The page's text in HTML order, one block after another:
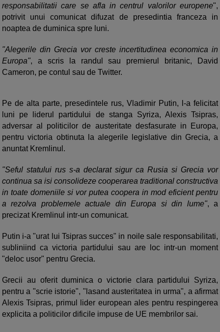
responsabilitatii care se afla in centrul valorilor europene",
potrivit unui comunicat difuzat de presedintia franceza in
noaptea de duminica spre luni.
"Alegerile din Grecia vor creste incertitudinea economica in
Europa", a scris la randul sau premierul britanic, David
Cameron, pe contul sau de Twitter.
Pe de alta parte, presedintele rus, Vladimir Putin, l-a felicitat
luni pe liderul partidului de stanga Syriza, Alexis Tsipras,
adversar al politicilor de austeritate desfasurate in Europa,
pentru victoria obtinuta la alegerile legislative din Grecia, a
anuntat Kremlinul.
"Seful statului rus s-a declarat sigur ca Rusia si Grecia vor
continua sa isi consolideze cooperarea traditional constructiva
in toate domeniile si vor putea coopera in mod eficient pentru
a rezolva problemele actuale din Europa si din lume", a
precizat Kremlinul intr-un comunicat.
Putin i-a "urat lui Tsipras succes" in noile sale responsabilitati,
subliniind ca victoria partidului sau are loc intr-un moment
"deloc usor" pentru Grecia.
Grecii au oferit duminica o victorie clara partidului Syriza,
pentru a "scrie istorie", "lasand austeritatea in urma", a afirmat
Alexis Tsipras, primul lider european ales pentru respingerea
explicita a politicilor dificile impuse de UE membrilor sai.